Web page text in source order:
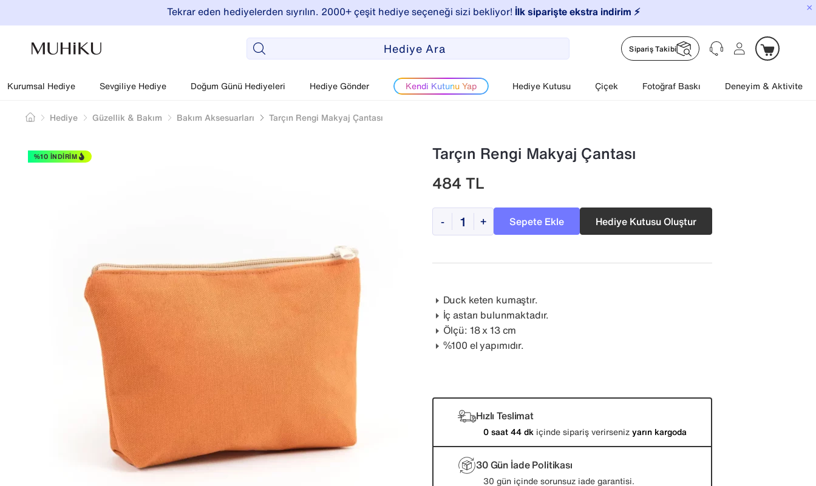
×
Tekrar eden hediyelerden sıyrılın. 2000+ çeşit hediye seçeneği sizi bekliyor! İlk siparişte ekstra indirim ⚡️
Sipariş Takibi
Kurumsal Hediye Sevgiliye Hediye Doğum Günü Hediyeleri Hediye Gönder Kendi Kutunu Yap Hediye Kutusu Çiçek Fotoğraf Baskı Deneyim & Aktivite
Hediye Güzellik & Bakım Bakım Aksesuarları Tarçın Rengi Makyaj Çantası
%10 İNDIRIM
Tarçın Rengi Makyaj Çantası
484 TL
- + Sepete Ekle Hediye Kutusu Oluştur
Duck keten kumaştır.
İç astarı bulunmaktadır.
Ölçü: 18 x 13 cm
%100 el yapımıdır.
Hızlı Teslimat
0 saat 44 dk içinde sipariş verirsenizyarın kargoda
30 Gün İade Politikası
30 gün içinde sorunsuz iade garantisi.